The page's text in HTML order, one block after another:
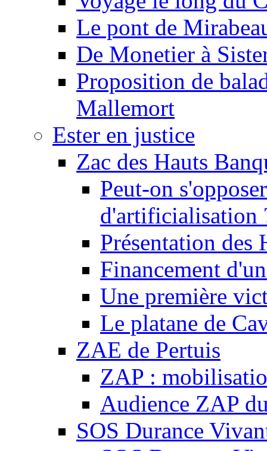
Le pont de
De Monetier à
Proposition de
Mallemort
Ester en justice
Zac des Hauts
Peut-on
d'artificialisation
Présentation des
Financement
Une première
Le platane de
ZAE de Pertuis
ZAP :
Audience ZAP
SOS Durance